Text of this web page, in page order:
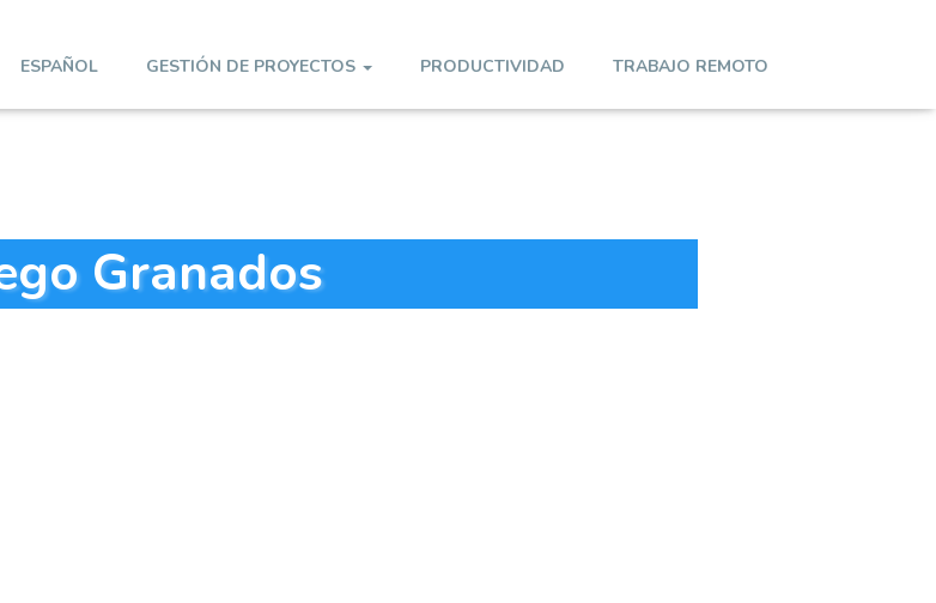
ESPAÑOL GESTIÓN DE PROYECTOS PRODUCTIVIDAD TRABAJO REMOTO
Granados